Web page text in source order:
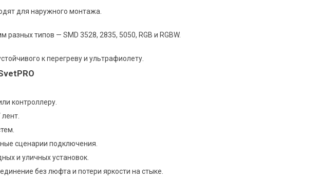
для наружного монтажа.
типов — SMD 3528, 2835, 5050, RGB и RGBW.
к перегреву и ультрафиолету.
контроллеру.
сценарии подключения.
и уличных установок.
без люфта и потери яркости на стыке.